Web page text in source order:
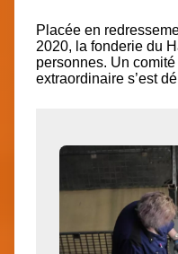
Placée en
2020, la fonderie du
personnes. Un
extraordinaire s’est